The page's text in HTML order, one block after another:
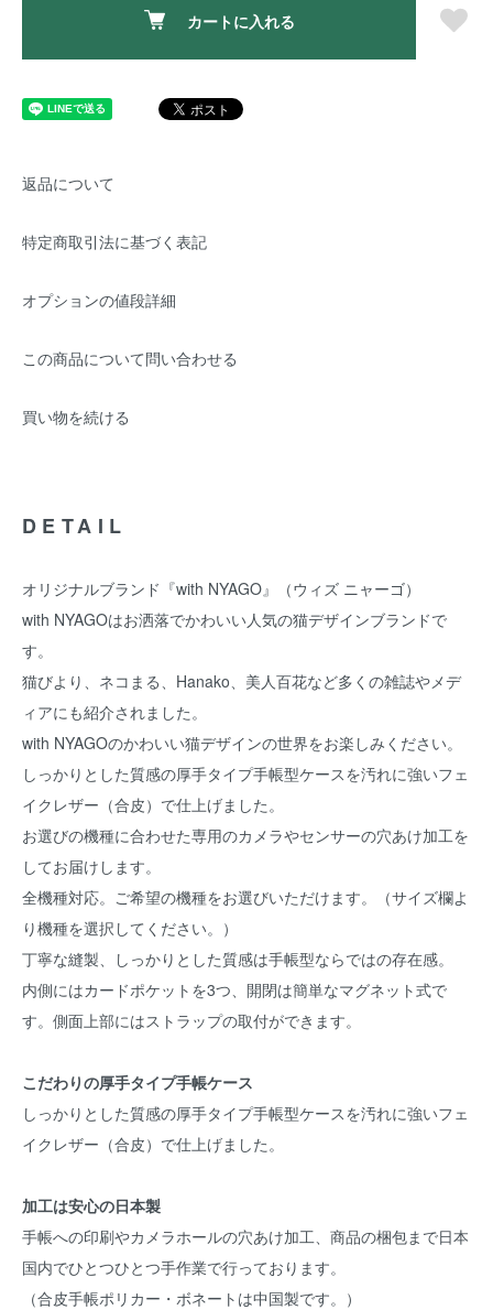
カートに入れる
返品について
特定商取引法に基づく表記
オプションの値段詳細
この商品について問い合わせる
買い物を続ける
DETAIL
オリジナルブランド『with NYAGO』（ウィズ ニャーゴ）
with NYAGOはお洒落でかわいい人気の猫デザインブランドで
す。
猫びより、ネコまる、Hanako、美人百花など多くの雑誌やメデ
ィアにも紹介されました。
with NYAGOのかわいい猫デザインの世界をお楽しみください。
しっかりとした質感の厚手タイプ手帳型ケースを汚れに強いフェ
イクレザー（合皮）で仕上げました。
お選びの機種に合わせた専用のカメラやセンサーの穴あけ加工を
してお届けします。
全機種対応。ご希望の機種をお選びいただけます。（サイズ欄よ
り機種を選択してください。）
丁寧な縫製、しっかりとした質感は手帳型ならではの存在感。
内側にはカードポケットを3つ、開閉は簡単なマグネット式で
す。側面上部にはストラップの取付ができます。
こだわりの厚手タイプ手帳ケース
しっかりとした質感の厚手タイプ手帳型ケースを汚れに強いフェ
イクレザー（合皮）で仕上げました。
加工は安心の日本製
手帳への印刷やカメラホールの穴あけ加工、商品の梱包まで日本
国内でひとつひとつ手作業で行っております。
（合皮手帳ポリカー・ボネートは中国製です。）